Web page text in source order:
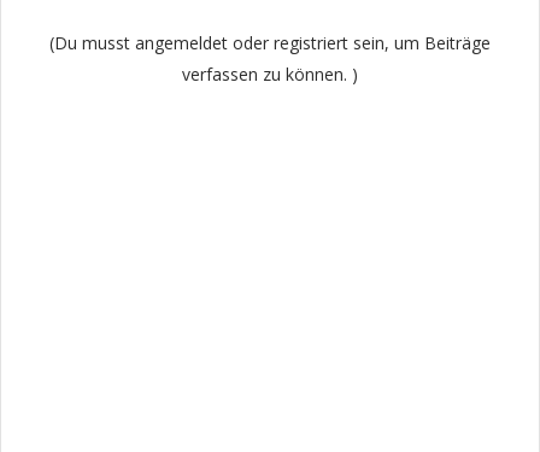
(Du musst angemeldet oder registriert sein, um Beiträge
verfassen zu können. )